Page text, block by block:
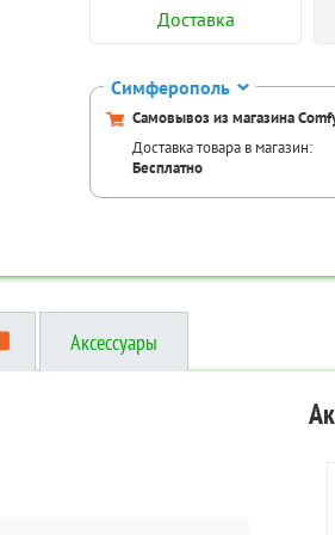
Доставка
Симферополь
Самовывоз из магазина
Доставка товара в магазин:
Бесплатно
Аксессуары